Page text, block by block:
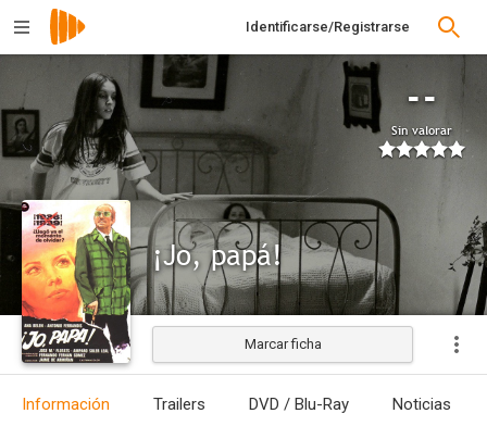
Identificarse/Registrarse
--
Sin valorar
¡Jo, papá!
Estrenada
Marcar ficha
Información Trailers DVD / Blu-Ray Noticias